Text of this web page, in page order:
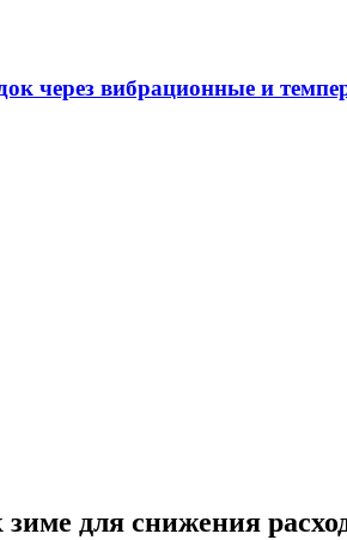
через вибрационные и
для снижения